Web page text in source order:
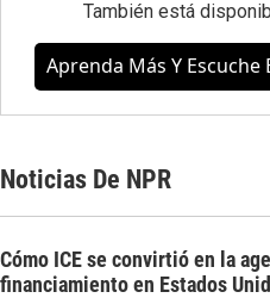
También está
Aprenda Más Y Escuche
Noticias De NPR
Cómo ICE se convirtió en la
financiamiento en Estados